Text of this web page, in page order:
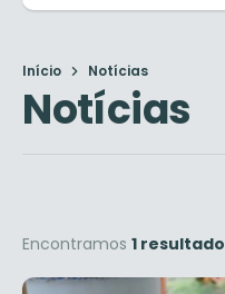
Início Notícias
Notícias
Encontramos 1 resultado